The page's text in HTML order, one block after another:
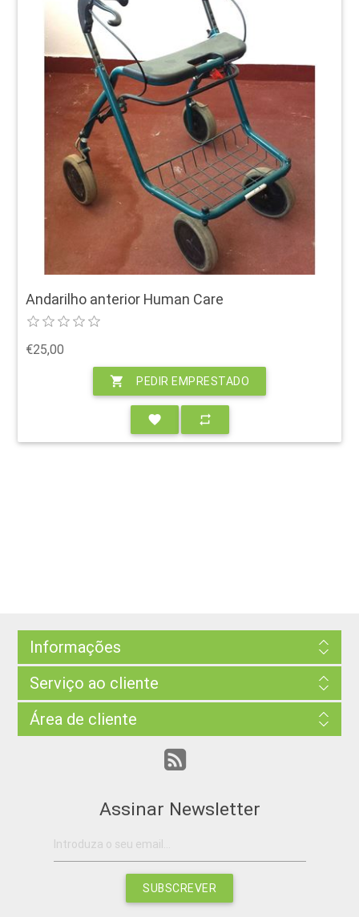
Andarilho anterior Human Care
€25,00
shopping_cart PEDIR EMPRESTADO
favorite repeat
Informações
Serviço ao cliente
Área de cliente
Assinar Newsletter
SUBSCREVER